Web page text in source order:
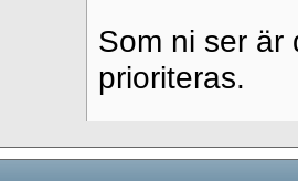
Som ni ser är
prioriteras.